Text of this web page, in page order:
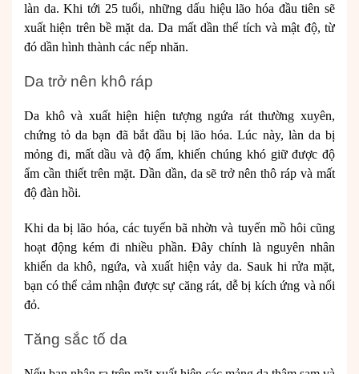
làn da. Khi tới 25 tuổi, những dấu hiệu lão hóa đầu tiên sẽ
xuất hiện trên bề mặt da. Da mất dần thể tích và mật độ, từ
đó dần hình thành các nếp nhăn.
Da trở nên khô ráp
Da khô và xuất hiện hiện tượng ngứa rát thường xuyên,
chứng tỏ da bạn đã bắt đầu bị lão hóa. Lúc này, làn da bị
mỏng đi, mất dầu và độ ẩm, khiến chúng khó giữ được độ
ẩm cần thiết trên mặt. Dần dần, da sẽ trở nên thô ráp và mất
độ đàn hồi.
Khi da bị lão hóa, các tuyến bã nhờn và tuyến mồ hôi cũng
hoạt động kém đi nhiều phần. Đây chính là nguyên nhân
khiến da khô, ngứa, và xuất hiện vảy da. Sauk hi rửa mặt,
bạn có thể cảm nhận được sự căng rát, dễ bị kích ứng và nổi
đỏ.
Tăng sắc tố da